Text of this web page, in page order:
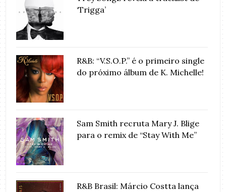
‘Trigga’
R&B: “V.S.O.P.” é o primeiro single
do próximo álbum de K. Michelle!
Sam Smith recruta Mary J. Blige
para o remix de “Stay With Me”
R&B Brasil: Márcio Costta lança